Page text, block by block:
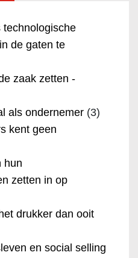
de gaten te
zaak zetten -
als ondernemer (3)
kent geen
hun
zetten in op
drukker dan ooit
en social selling